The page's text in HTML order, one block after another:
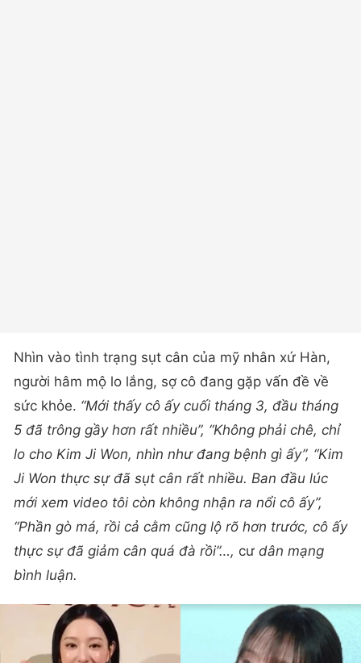
Nhìn vào tình trạng sụt cân của mỹ nhân xứ Hàn,
người hâm mộ lo lắng, sợ cô đang gặp vấn đề về
sức khỏe. “Mới thấy cô ấy cuối tháng 3, đầu tháng
5 đã trông gầy hơn rất nhiều”, “Không phải chê, chỉ
lo cho Kim Ji Won, nhìn như đang bệnh gì ấy”, “Kim
Ji Won thực sự đã sụt cân rất nhiều. Ban đầu lúc
mới xem video tôi còn không nhận ra nổi cô ấy”,
“Phần gò má, rồi cả cằm cũng lộ rõ hơn trước, cô ấy
thực sự đã giảm cân quá đà rồi”…, cư dân mạng
bình luận.